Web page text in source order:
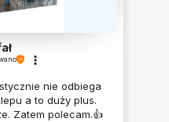
nie odbiega
a to duży plus.
Zatem polecam.👍️